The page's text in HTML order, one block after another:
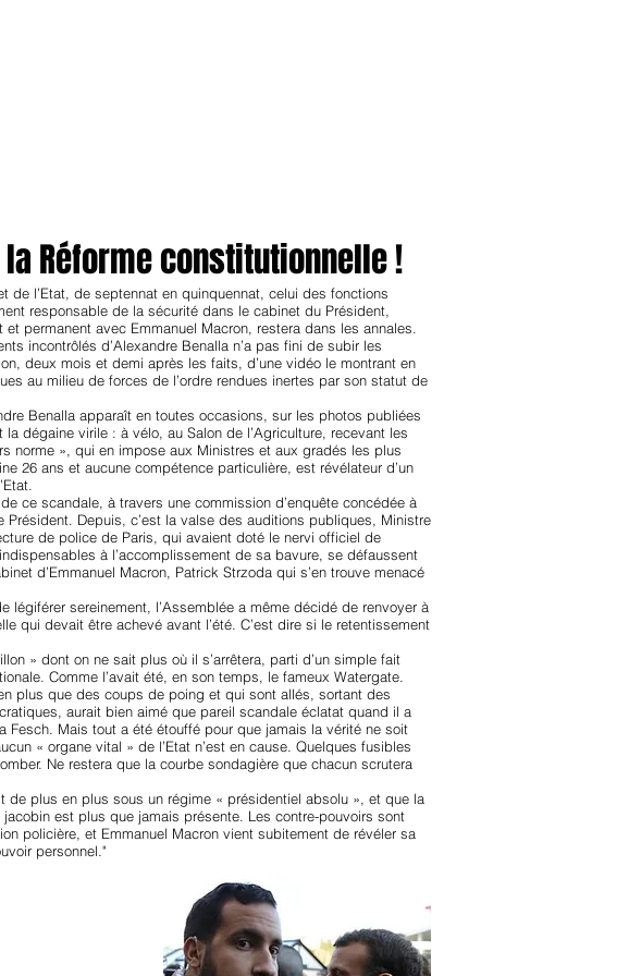
Réforme constitutionnelle !
de l’Etat, de septennat en quinquennat, celui des fonctions
responsable de la sécurité dans le cabinet du Président,
permanent avec Emmanuel Macron, restera dans les annales.
incontrôlés d’Alexandre Benalla n’a pas fini de subir les
deux mois et demi après les faits, d’une vidéo le montrant en
au milieu de forces de l’ordre rendues inertes par son statut de
Benalla apparaît en toutes occasions, sur les photos publiées
dégaine virile : à vélo, au Salon de l’Agriculture, recevant les
norme », qui en impose aux Ministres et aux gradés les plus
26 ans et aucune compétence particulière, est révélateur d’un
ce scandale, à travers une commission d’enquête concédée à
Depuis, c’est la valse des auditions publiques, Ministre
de police de Paris, qui avaient doté le nervi officiel de
à l’accomplissement de sa bavure, se défaussent
d’Emmanuel Macron, Patrick Strzoda qui s’en trouve menacé
sereinement, l’Assemblée a même décidé de renvoyer à
qui devait être achevé avant l’été. C’est dire si le retentissement
» dont on ne sait plus où il s’arrêtera, parti d’un simple fait
Comme l’avait été, en son temps, le fameux Watergate.
plus que des coups de poing et qui sont allés, sortant des
aurait bien aimé que pareil scandale éclatat quand il a
Fesch. Mais tout a été étouffé pour que jamais la vérité ne soit
« organe vital » de l’Etat n’est en cause. Quelques fusibles
Ne restera que la courbe sondagière que chacun scrutera
de plus en plus sous un régime « présidentiel absolu », et que la
est plus que jamais présente. Les contre-pouvoirs sont
policière, et Emmanuel Macron vient subitement de révéler sa
personnel."